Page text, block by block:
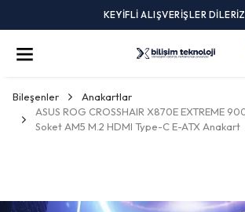
KEYİFLİ ALIŞVERİŞLER
Bileşenler
Anakartlar
ASUS ROG CROSSHAIR X870E EXTREME
Soket AM5 M.2 HDMI Type-C E-ATX Anakart